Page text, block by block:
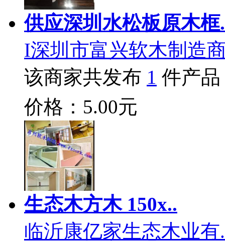
供应深圳水松板原木框
I深圳市富兴软木制造
该商家共发布 1 件产品
价格：5.00元
生态木方木 150x..
临沂康亿家生态木业有